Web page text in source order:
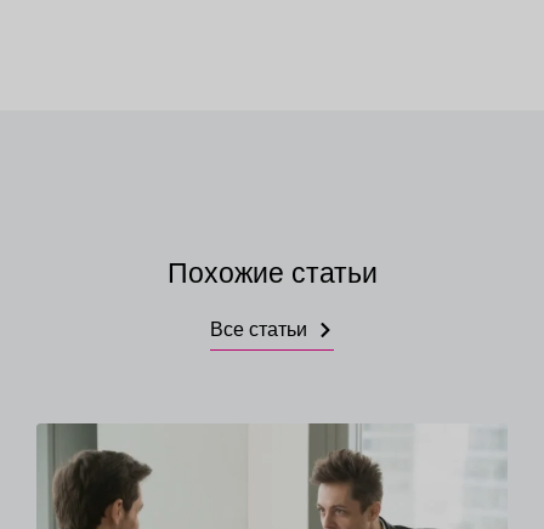
Похожие статьи
Все статьи